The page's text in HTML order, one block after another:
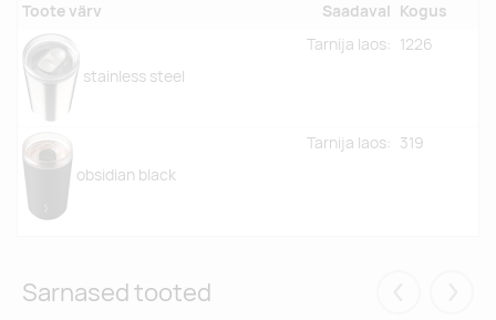
Toote värv Saadaval Kogus
stainless steel
Tarnija laos: 1226
obsidian black
Tarnija laos: 319
Sarnased tooted